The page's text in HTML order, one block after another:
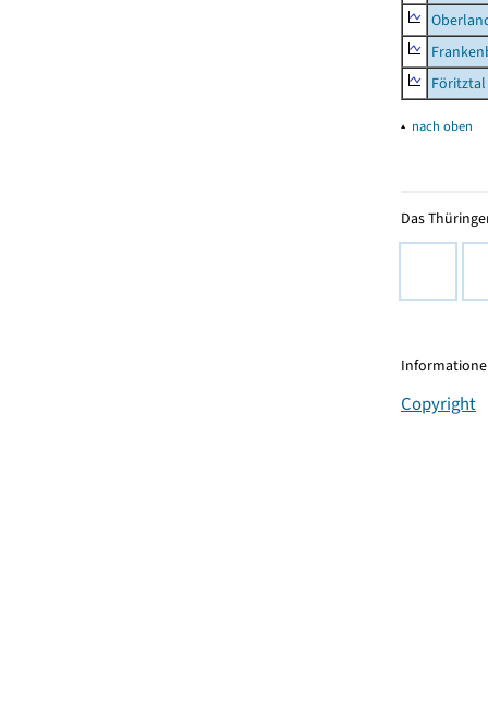
Föritztal
▴ nach oben
Das
Copyright